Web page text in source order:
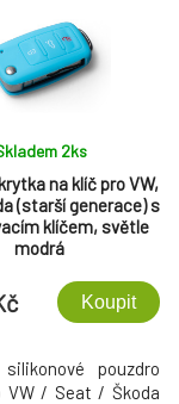
na klíč pro VW,
(starší generace) s
klíčem, světle
modrá
2ks
Koupit
silikonové pouzdro
VW / Seat / Škoda